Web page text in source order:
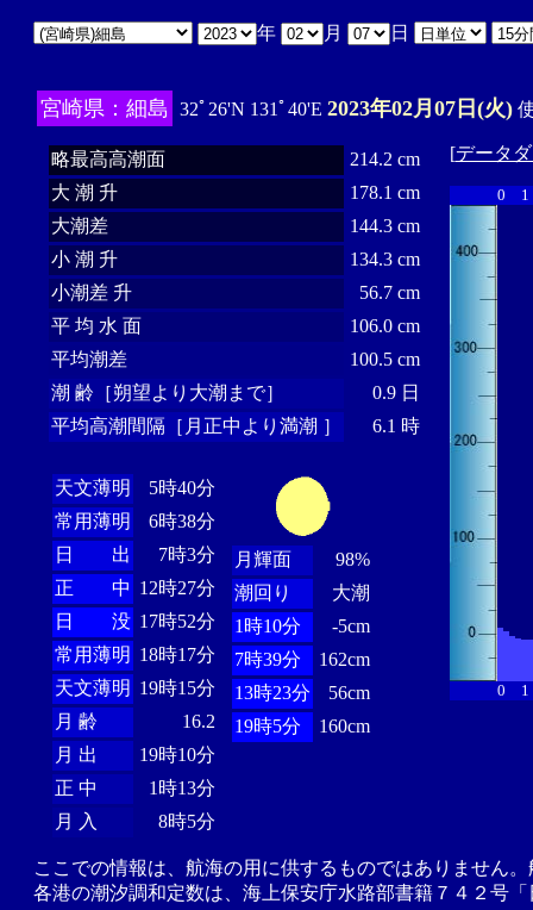
年 月 日
宮崎県：細島 32ﾟ26'N 131ﾟ40'E 2023年02月07日(火)
略最高高潮面
214.2 cm
大 潮 升
178.1 cm
大潮差
144.3 cm
小 潮 升
134.3 cm
小潮差 升
56.7 cm
平 均 水 面
106.0 cm
平均潮差
100.5 cm
潮 齢［朔望より大潮まで］
0.9 日
平均高潮間隔［月正中より満潮 ］
6.1 時
天文薄明
5時40分
常用薄明
6時38分
日 出
7時3分
正 中 12時27分
日 没 17時52分
常用薄明 18時17分
天文薄明 19時15分
月 齢
16.2
月 出
19時10分
正 中
1時13分
月 入
8時5分
月輝面
98%
潮回り
大潮
1時10分
-5cm
7時39分
162cm
13時23分
56cm
19時5分
160cm
[データ
0 1
0 1
ここでの情報は、航海の用に供するものではありません
各港の潮汐調和定数は、海上保安庁水路部書籍７４２号